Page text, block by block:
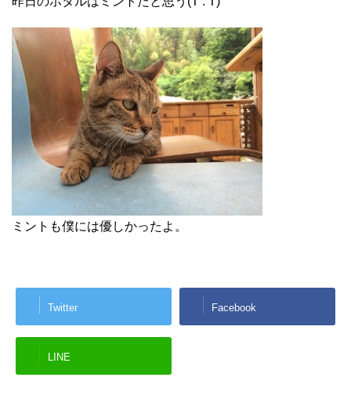
ミントも僕には優しかったよ。
Twitter Facebook
LINE